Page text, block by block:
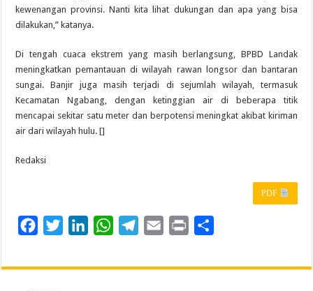
kewenangan provinsi. Nanti kita lihat dukungan dan apa yang bisa
dilakukan,” katanya.
Di tengah cuaca ekstrem yang masih berlangsung, BPBD Landak
meningkatkan pemantauan di wilayah rawan longsor dan bantaran
sungai. Banjir juga masih terjadi di sejumlah wilayah, termasuk
Kecamatan Ngabang, dengan ketinggian air di beberapa titik
mencapai sekitar satu meter dan berpotensi meningkat akibat kiriman
air dari wilayah hulu. []
Redaksi
PDF
c
i
n
W
a
l
a
i
a